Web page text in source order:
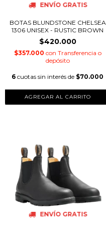
ENVÍO GRATIS
BOTAS BLUNDSTONE CHELSEA
1306 UNISEX - RUSTIC BROWN
$420.000
$357.000 con Transferencia o
depósito
6 cuotas sin interés de $70.000
AGREGAR AL CARRITO
ENVÍO GRATIS